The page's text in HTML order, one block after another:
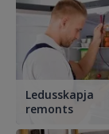
Ledusskapja
remonts